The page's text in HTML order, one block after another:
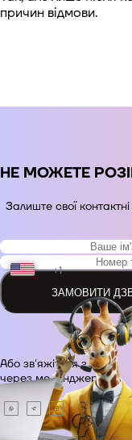
причин відмови.
НЕ МОЖЕТЕ
Залиште свої
+1
+48
+380
+420
ЗАМОВИТИ
Або зв'яжіться з нами
через месенджер.